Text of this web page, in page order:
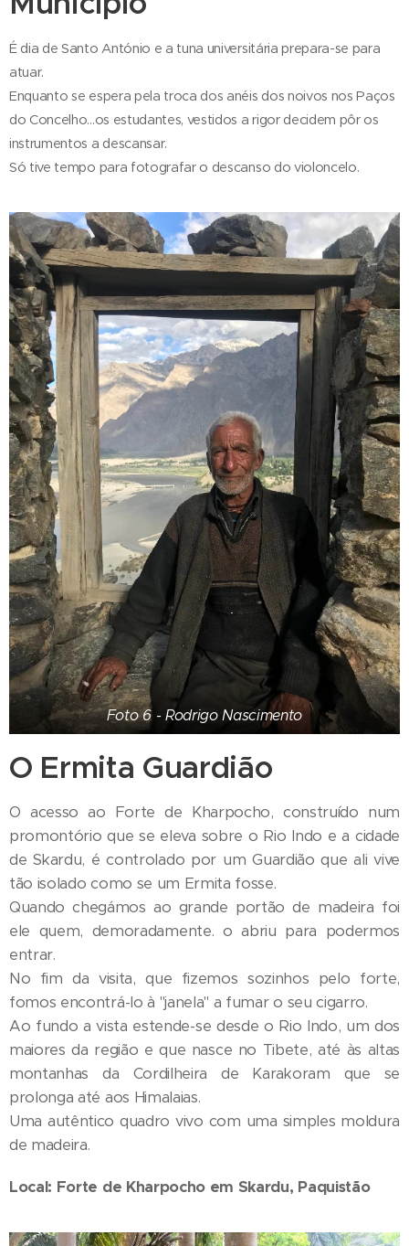
É dia de Santo António e a tuna universitária prepara-se para
atuar.
Enquanto se espera pela troca dos anéis dos noivos nos Paços
do Concelho...os estudantes, vestidos a rigor decidem pôr os
instrumentos a descansar.
Só tive tempo para fotografar o descanso do violoncelo.
Foto 6 - Rodrigo Nascimento
O Ermita Guardião
O acesso ao Forte de Kharpocho, construído num
promontório que se eleva sobre o Rio Indo e a cidade
de Skardu, é controlado por um Guardião que ali vive
tão isolado como se um Ermita fosse.
Quando chegámos ao grande portão de madeira foi
ele quem, demoradamente. o abriu para podermos
entrar.
No fim da visita, que fizemos sozinhos pelo forte,
fomos encontrá-lo à "janela" a fumar o seu cigarro.
Ao fundo a vista estende-se desde o Rio Indo, um dos
maiores da região e que nasce no Tibete, até às altas
montanhas da Cordilheira de Karakoram que se
prolonga até aos Himalaias.
Uma autêntico quadro vivo com uma simples moldura
de madeira.
Local: Forte de Kharpocho em Skardu, Paquistão